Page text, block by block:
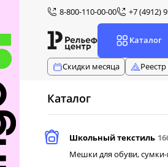
8-800-110-00-00 +7 (4912)
Каталог
Скидки месяца
Каталог
Школьный текстиль
Мешки для обуви,